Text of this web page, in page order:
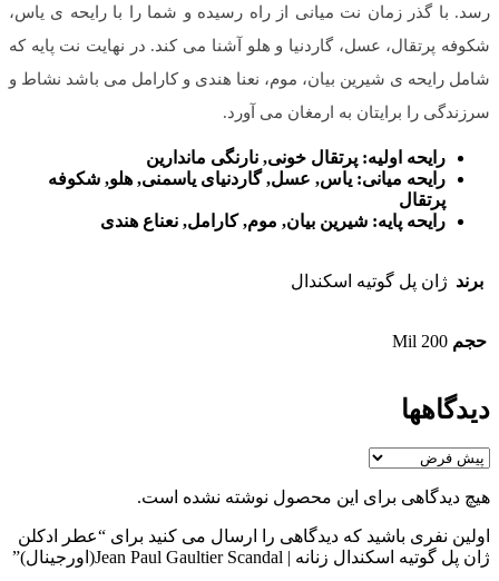
رسد. با گذر زمان نت میانی از راه رسیده و شما را با رایحه ی یاس،
شکوفه پرتقال، عسل، گاردنیا و هلو آشنا می کند. در نهایت نت پایه که
شامل رایحه ی شیرین بیان، موم، نعنا هندی و کارامل می باشد نشاط و
سرزندگی را برایتان به ارمغان می آورد.
رایحه اولیه: پرتقال خونی, نارنگی ماندارین
رایحه میانی: یاس, عسل, گاردنیای یاسمنی, هلو, شکوفه
پرتقال
رایحه پایه: شیرین بیان, موم, کارامل, نعناع هندی
برند ژان پل گوتیه اسکندال
حجم 200 Mil
دیدگاهها
هیچ دیدگاهی برای این محصول نوشته نشده است.
اولین نفری باشید که دیدگاهی را ارسال می کنید برای “عطر ادکلن
ژان پل گوتیه اسکندال زنانه | Jean Paul Gaultier Scandal(اورجینال)”